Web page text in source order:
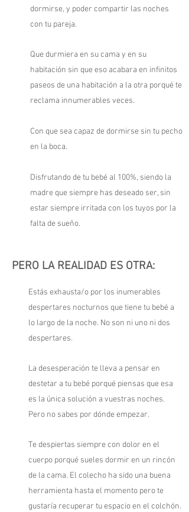
dormirse, y poder compartir las noches
con tu pareja.
Que durmiera en su cama y en su
habitación sin queeso acabara en infinitos
paseos de una habitación a la otra porqué te
reclama innumerables veces.
Con que sea capaz de dormirse sin tu pecho
en la boca.
Disfrutando de tu bebé al 100%, siendo la
madre que siempre has deseado ser, sin
estar siempre irritada con los tuyos por la
falta de sueño.
PERO LA REALIDAD ES OTRA:
Estás exhausta/o por los inumerables
despertares nocturnos que tiene tu bebé a
lo largo de la noche. No son ni uno ni dos
despertares.
La desesperación te lleva a pensar en
destetar a tu bebé porqué piensas que esa
es la única solución a vuestras noches.
Pero no sabes por dónde empezar.
Te despiertas siempre con dolor en el
cuerpo porqué sueles dormir en un rincón
de la cama. El colecho ha sido una buena
herramienta hasta el momento pero te
gustaría recuperar tu espacio en el colchón.